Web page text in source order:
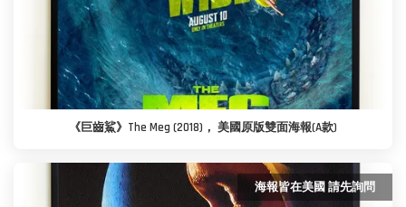
《巨齒鯊》The Meg (2018)， 美國原版雙面海報(A款)
海報皆在美國 請先詢問